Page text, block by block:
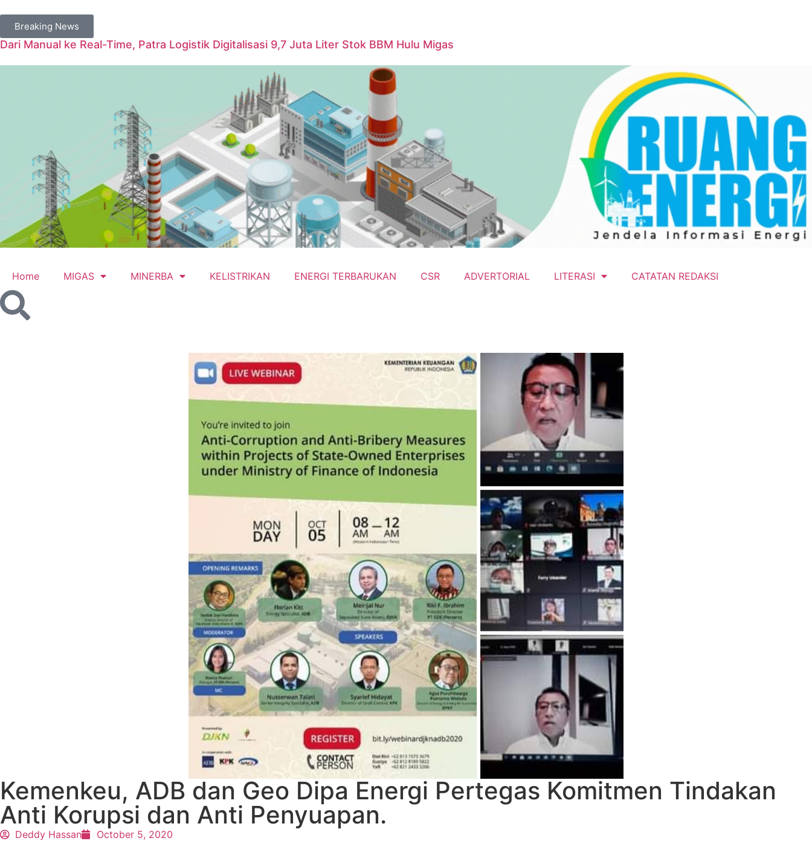
Breaking News
Dari Manual ke Real-Time, Patra Logistik Digitalisasi 9,7 Juta Liter Stok BBM Hulu Migas
Home MIGAS MINERBA KELISTRIKAN ENERGI TERBARUKAN CSR ADVERTORIAL LITERASI CATATAN REDAKSI
Kemenkeu, ADB dan Geo Dipa Energi Pertegas Komitmen Tindakan
Anti Korupsi dan Anti Penyuapan.
Deddy Hassan October 5, 2020